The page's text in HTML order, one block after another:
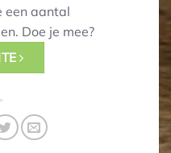
een aantal
Doe je mee?